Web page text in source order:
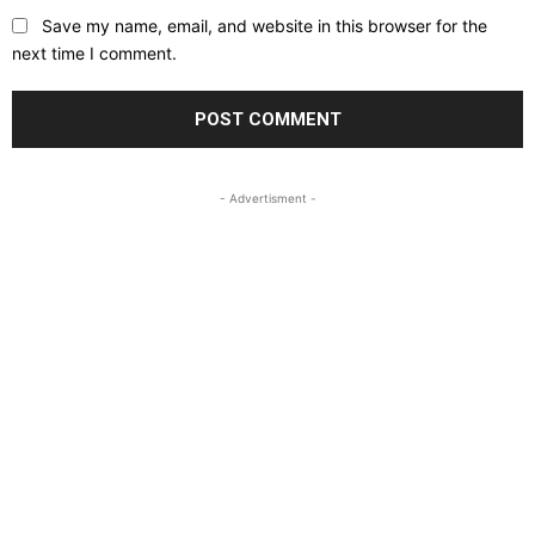
Save my name, email, and website in this browser for the
next time I comment.
- Advertisment -